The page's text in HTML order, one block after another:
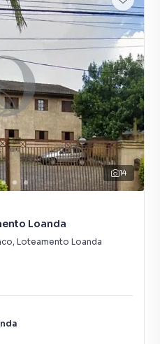
14
Loanda
, Loteamento Loanda